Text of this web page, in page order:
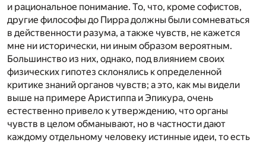
и рациональное понимание. То, что, кроме софистов,
другие философы до Пирра должны были сомневаться
в действенности разума, а также чувств, не кажется
мне ни исторически, ни иным образом вероятным.
Большинство из них, однако, под влиянием своих
физических гипотез склонялись к определенной
критике знаний органов чувств; а это, как мы видели
выше на примере Аристиппа и Эпикура, очень
естественно привело к утверждению, что органы
чувств в целом обманывают, но в частности дают
каждому отдельному человеку истинные идеи, то есть